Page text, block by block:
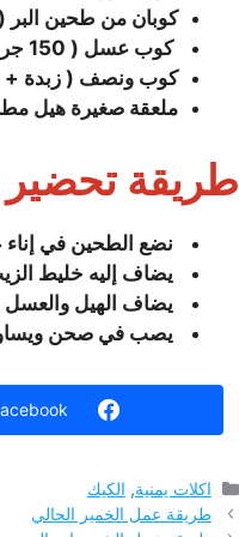
كوبان من طحين البر (
كوب عسل ( 150 جرام )
كوب ونصف ( زبدة +
ملعقة صغيرة هيل
طريقة تحضير
نضع الطحين في
يضاف إليه خليط
يضاف الهيل والعسل
يصب في صحن ويساوی
التصنيفات
اكلات يمنية, الكيك
طريقة عمل الخمير الحالي